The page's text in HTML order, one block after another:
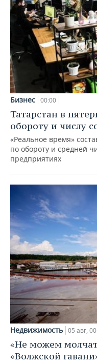
Бизнес 00:00
Татарстан в
обороту и числу
«Реальное время»
по обороту и средней
предприятиях
Недвижимость 05 авг,
«Не можем
«Волжской